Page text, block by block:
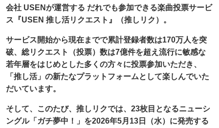
会社 USENが運営する だれでも参加できる楽曲投票サービ
ス『USEN 推し活リクエスト』（推しリク）。
サービス開始から現在までで累計登録者数は170万人を突
破、総リクエスト（投票）数は7億件を超え流行に敏感な
若年層をはじめとした多くの方々に投票参加いただき、
「推し活」の新たなプラットフォームとして楽しんでいた
だいています。
そして、
このたび、推しリクでは、23枚目となるニューシ
ングル「ガチ夢中！」を2026年5月13日（水）に発売する